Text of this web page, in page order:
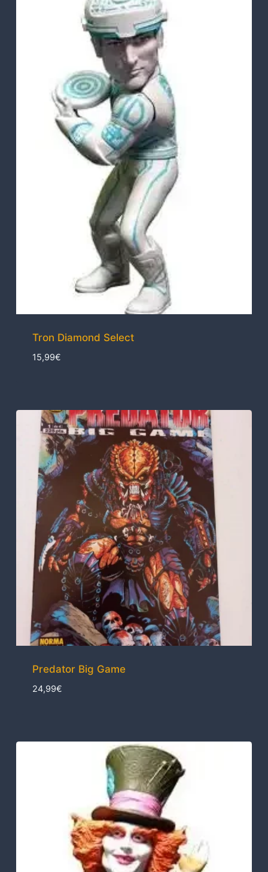
Tron Diamond Select
15,99€
Predator Big Game
24,99€